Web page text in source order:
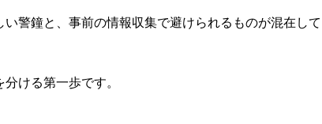
警鐘と、事前の情報収集で避けられるものが混在して
ける第一歩です。